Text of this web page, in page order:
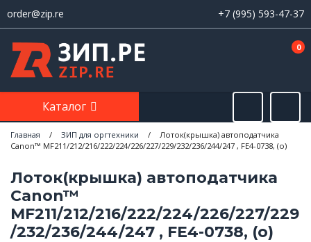
order@zip.re +7 (995) 593-47-37
0
Каталог
Главная / ЗИП для оргтехники /
Лоток(крышка) автоподатчика
Canon™ MF211/212/216/222/224/226/227/229/232/236/244/247 , FE4-0738, (о)
Лоток(крышка) автоподатчика
Canon™
MF211/212/216/222/224/226/227/229
/232/236/244/247 , FE4-0738, (о)